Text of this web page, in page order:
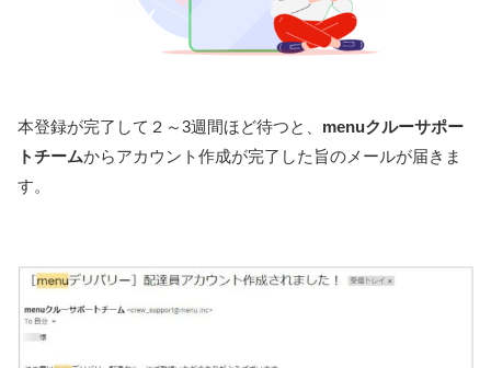
本登録が完了して２～3週間ほど待つと、 menuクルーサポー
トチームからアカウント作成が完了した旨のメールが届きま
す。